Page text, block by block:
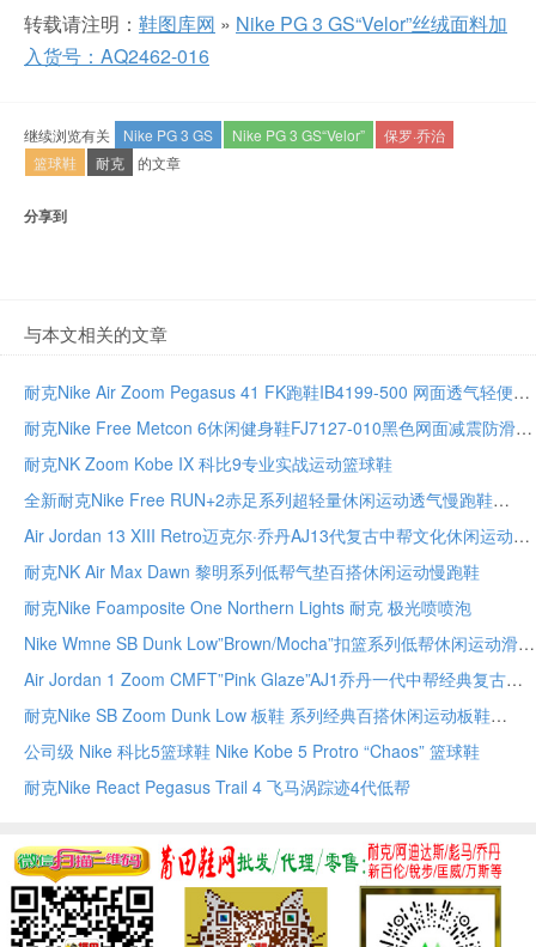
转载请注明： 鞋图库网 » Nike PG 3 GS“Velor”丝绒面料加
入货号：AQ2462-016
继续浏览有关 Nike PG 3 GS Nike PG 3 GS“Velor”
保罗·乔治
篮球鞋
耐克 的文章
分享到
与本文相关的文章
耐克Nike Air Zoom Pegasus 41 FK跑鞋IB4199-500 网面透气轻便缓震耐磨男女运动鞋全尺码
耐克Nike Free Metcon 6休闲健身鞋FJ7127-010黑色网面减震防滑男女运动鞋全尺码现货
耐克NK Zoom Kobe IX 科比9专业实战运动篮球鞋
全新耐克Nike Free RUN+2赤足系列超轻量休闲运动透气慢跑鞋
Air Jordan 13 XIII Retro迈克尔·乔丹AJ13代复古中帮文化休闲运动篮球鞋
耐克NK Air Max Dawn 黎明系列低帮气垫百搭休闲运动慢跑鞋
耐克Nike Foamposite One Northern Lights 耐克 极光喷喷泡
Nike Wmne SB Dunk Low”Brown/Mocha”扣篮系列低帮休闲运动滑板板鞋
Air Jordan 1 Zoom CMFT”Pink Glaze”AJ1乔丹一代中帮经典复古文化休闲运动篮球鞋
耐克Nike SB Zoom Dunk Low 板鞋 系列经典百搭休闲运动板鞋
公司级 Nike 科比5篮球鞋 Nike Kobe 5 Protro “Chaos” 篮球鞋
耐克Nike React Pegasus Trail 4 飞马涡踪迹4代低帮